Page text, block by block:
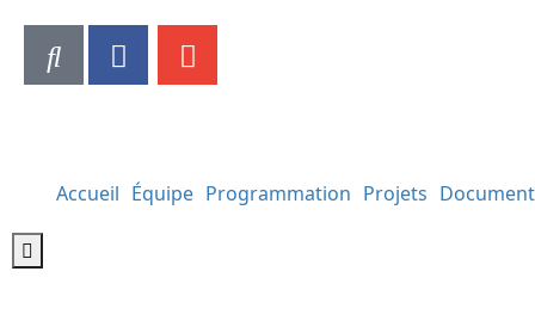
Accueil Équipe Programmation Projets
Hamburger Toggle Menu